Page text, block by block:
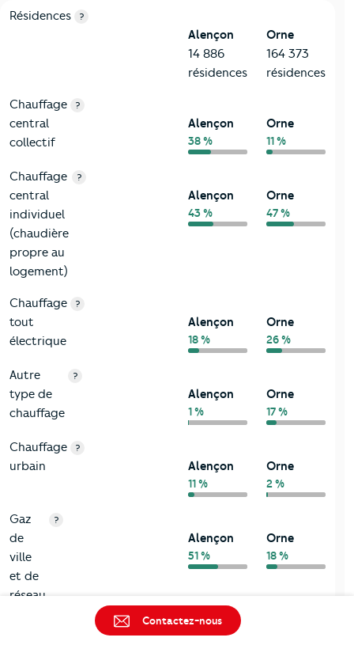
8-Chauffage
Critères Alençon
Résidences ?
Alençon
14 886
résidences
Orne
164 373
résidences
Chauffage
central
collectif
?
Alençon
38 %
Orne
11 %
Chauffage
central
individuel
(chaudière
propre au
logement)
?
Alençon
43 %
Orne
47 %
Chauffage
tout
électrique
?
Alençon
18 %
Orne
26 %
Autre
type de
chauffage
?
Alençon
1 %
Orne
17 %
Chauffage
urbain
?
Alençon
11 %
Orne
2 %
Gaz
de
ville
et de
réseau
?
Alençon
51 %
Orne
18 %
Contactez-nous